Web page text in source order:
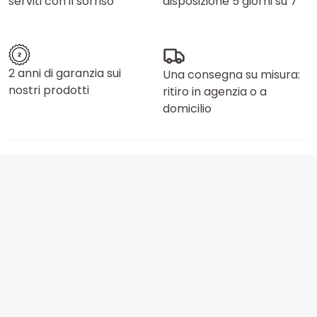
2 anni di garanzia sui
nostri prodotti
Una consegna su misura:
ritiro in agenzia o a
domicilio